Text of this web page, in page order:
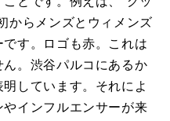
からメンズとウィメンズ
す。ロゴも赤。これは
。渋谷パルコにあるか
しています。それによ
インフルエンサーが来